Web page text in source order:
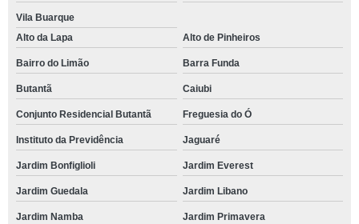
Vila Buarque
Alto da Lapa
Alto de Pinheiros
Bairro do Limão Barra Funda
Butantã Caiubi
Conjunto Residencial Butantã Freguesia do Ó
Instituto da Previdência Jaguaré
Jardim Bonfiglioli Jardim Everest
Jardim Guedala Jardim Libano
Jardim Namba Jardim Primavera